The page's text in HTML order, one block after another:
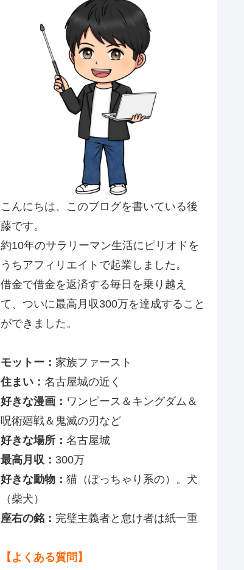
こんにちは、このブログを書いている後
藤です。
約10年のサラリーマン生活にピリオドを
うちアフィリエイトで起業しました。
借金で借金を返済する毎日を乗り越え
て、ついに最高月収300万を達成すること
ができました。
モットー： 家族ファースト
住まい： 名古屋城の近く
好きな漫画： ワンピース＆キングダム＆
呪術廻戦＆鬼滅の刃など
好きな場所： 名古屋城
最高月収： 300万
好きな動物： 猫（ぽっちゃり系の）。犬
（柴犬）
座右の銘： 完璧主義者と怠け者は紙一重
【よくある質問】